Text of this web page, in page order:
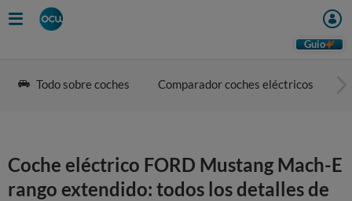
Guio
Todo sobre coches Comparador coches eléctricos
Coche eléctrico FORD Mustang Mach-E
rango extendido: todos los detalles de